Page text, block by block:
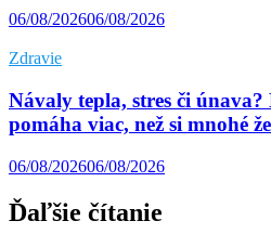
06/08/202606/08/2026
Zdravie
Návaly tepla, stres či
pomáha viac, než si mnohé
06/08/202606/08/2026
Ďaľšie čítanie